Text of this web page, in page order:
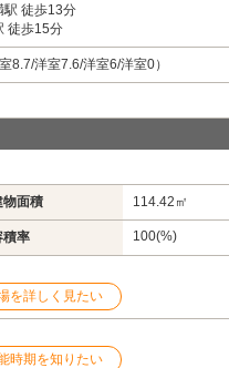
駅 徒歩13分
徒歩15分
8.7/洋室7.6/洋室6/洋室0）
物面積 114.42㎡
積率 100(%)
を詳しく見たい
時期を知りたい